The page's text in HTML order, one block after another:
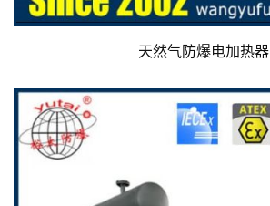
天然气防爆电加热器